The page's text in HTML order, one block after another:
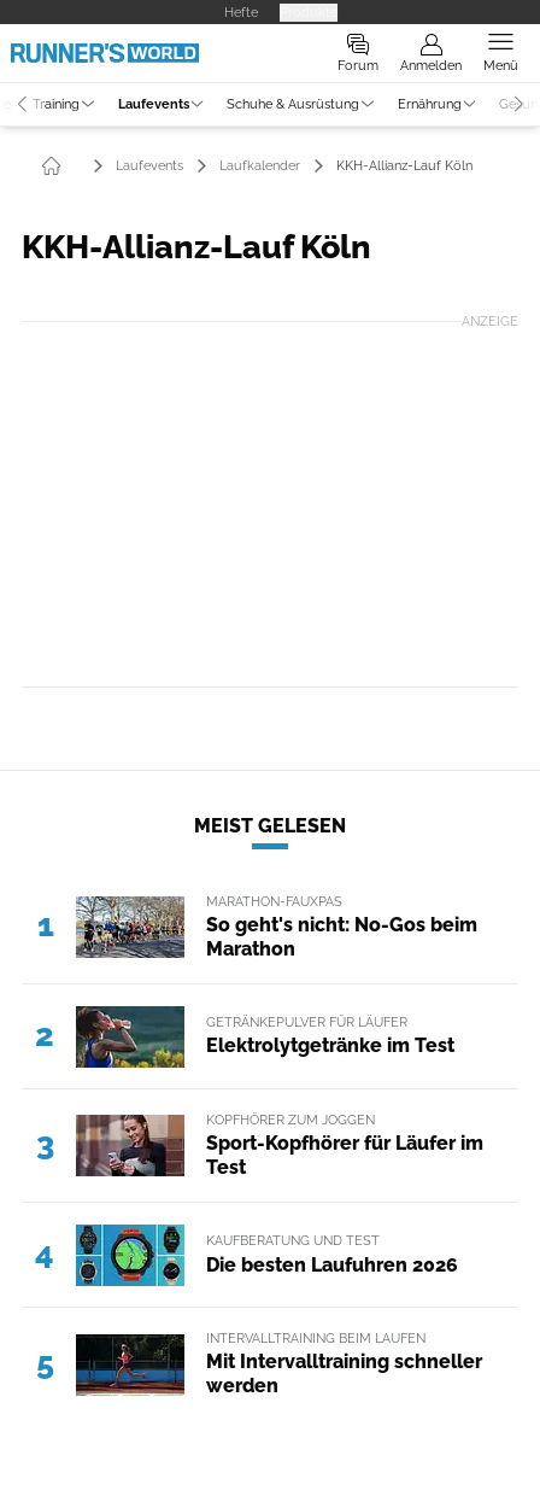
Hefte
Forum Anmelden Menü
Training Laufevents Schuhe & Ausrüstung Ernährung
Laufevents Laufkalender KKH-Allianz-Lauf Köln
KKH-Allianz-Lauf Köln
ANZEIGE
MEIST GELESEN
1
MARATHON-FAUXPAS
So geht's nicht: No-Gos beim
Marathon
2 GETRÄNKEPULVER FÜR LÄUFER
Elektrolytgetränke im Test
3
KOPFHÖRER ZUM JOGGEN
Sport-Kopfhörer für Läufer im
Test
4 KAUFBERATUNG UND TEST
Die besten Laufuhren 2026
5
INTERVALLTRAINING BEIM LAUFEN
Mit Intervalltraining schneller
werden